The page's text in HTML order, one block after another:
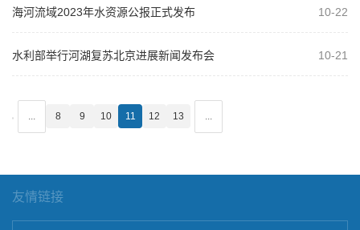
海河流域2023年水资源公报正式发布 10-22
水利部举行河湖复苏北京进展新闻发布会 10-21
... 8 9 10 11 12 13 ...
友情链接